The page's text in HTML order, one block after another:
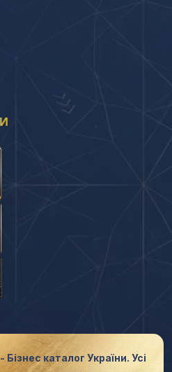
каталог України. Усі